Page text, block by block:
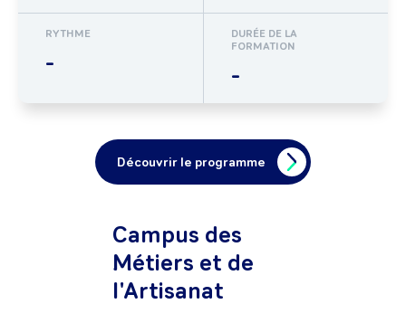
RYTHME
-
DURÉE DE LA
FORMATION
-
Découvrir le programme
Campus des
Métiers et de
l'Artisanat